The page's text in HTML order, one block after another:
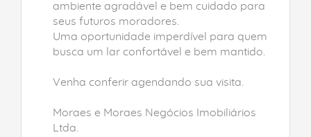
ambiente agradável e bem cuidado para
seus futuros moradores.
Uma oportunidade imperdível para quem
busca um lar confortável e bem mantido.
Venha conferir agendando sua visita.
Moraes e Moraes Negócios Imobiliários
Ltda.